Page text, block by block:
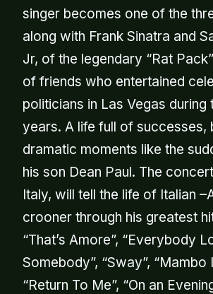
singer becomes one of the
along with Frank Sinatra and
Jr, of the legendary “Rat
of friends who entertained
politicians in Las Vegas during
years. A life full of successes,
dramatic moments like the
his son Dean Paul. The
Italy, will tell the life of Italian
crooner through his greatest
“That’s Amore”, “Everybody
Somebody”, “Sway”, “Mambo
“Return To Me”, “On an